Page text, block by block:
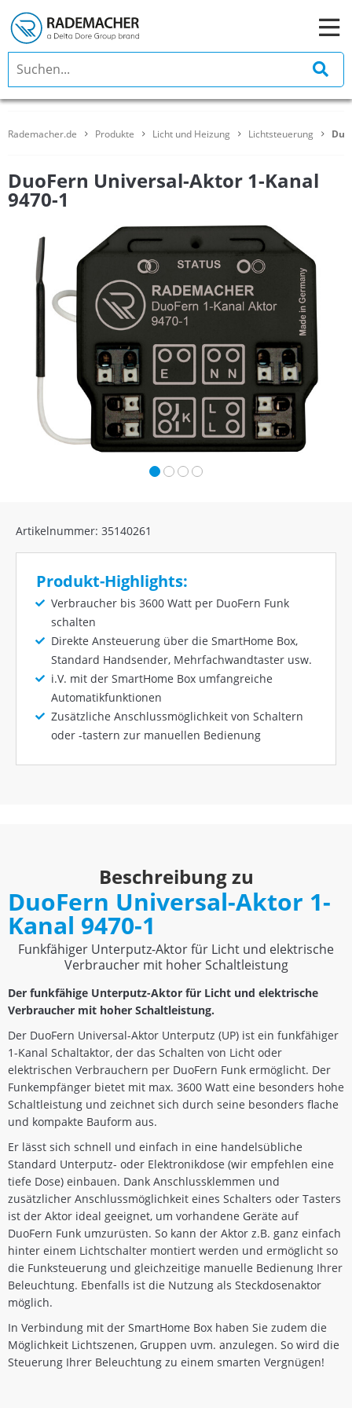
Rademacher.de Produkte Licht und Heizung Lichtsteuerung
DuoFern Universal-Aktor 1-Kanal
9470-1
Artikelnummer: 35140261
Produkt-Highlights:
Verbraucher bis 3600 Watt per DuoFern Funk
schalten
Direkte Ansteuerung über die SmartHome Box,
Standard Handsender, Mehrfachwandtaster usw.
i.V. mit der SmartHome Box umfangreiche
Automatikfunktionen
Zusätzliche Anschlussmöglichkeit von Schaltern
oder -tastern zur manuellen Bedienung
Beschreibung zu
DuoFern Universal-Aktor 1-
Kanal 9470-1
Funkfähiger Unterputz-Aktor für Licht und elektrische
Verbraucher mit hoher Schaltleistung
Der funkfähige Unterputz-Aktor für Licht und elektrische
Verbraucher mit hoher Schaltleistung.
Der DuoFern Universal-Aktor Unterputz (UP) ist ein funkfähiger
1-Kanal Schaltaktor, der das Schalten von Licht oder
elektrischen Verbrauchern per DuoFern Funk ermöglicht. Der
Funkempfänger bietet mit max. 3600 Watt eine besonders hohe
Schaltleistung und zeichnet sich durch seine besonders flache
und kompakte Bauform aus.
Er lässt sich schnell und einfach in eine handelsübliche
Standard Unterputz- oder Elektronikdose (wir empfehlen eine
tiefe Dose) einbauen. Dank Anschlussklemmen und
zusätzlicher Anschlussmöglichkeit eines Schalters oder Tasters
ist der Aktor ideal geeignet, um vorhandene Geräte auf
DuoFern Funk umzurüsten. So kann der Aktor z.B. ganz einfach
hinter einem Lichtschalter montiert werden und ermöglicht so
die Funksteuerung und gleichzeitige manuelle Bedienung Ihrer
Beleuchtung. Ebenfalls ist die Nutzung als Steckdosenaktor
möglich.
In Verbindung mit der SmartHome Box haben Sie zudem die
Möglichkeit Lichtszenen, Gruppen uvm. anzulegen. So wird die
Steuerung Ihrer Beleuchtung zu einem smarten Vergnügen!